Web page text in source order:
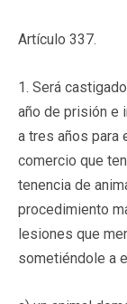
Artículo 337.
1. Será
año de prisión e
a tres años para
comercio que
tenencia de
procedimiento
lesiones que
sometiéndole a